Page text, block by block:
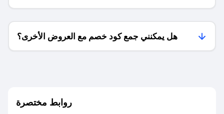
فقط؟
هل يمكنني جمع كود خصم مع العروض الأخرى؟
روابط مختصرة